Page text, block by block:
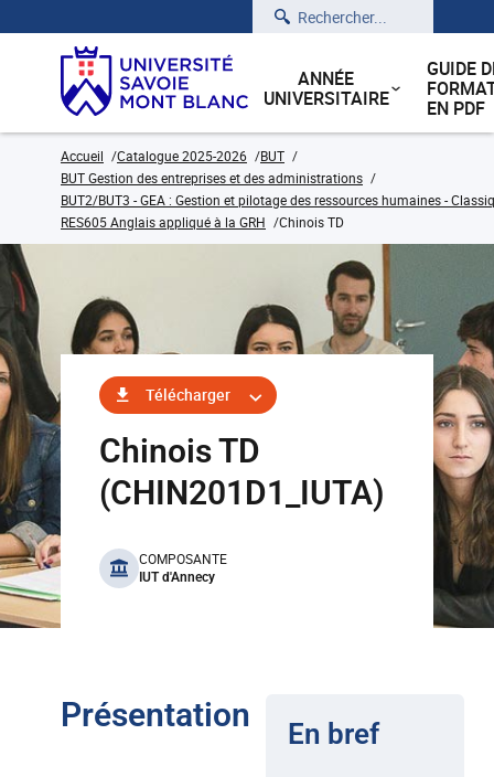
Rechercher
ANNÉE
UNIVERSITAIRE
GUIDE
EN PDF
Accueil Catalogue 2025-2026
BUT
BUT Gestion des entreprises et des administrations
BUT2/BUT3 - GEA : Gestion et pilotage des ressources humaines -
RES605 Anglais appliqué à la GRH
Chinois TD
Télécharger
Chinois TD
(CHIN201D1_IUTA)
benefits
COMPOSANTE
IUT d'Annecy
Présentation En bref